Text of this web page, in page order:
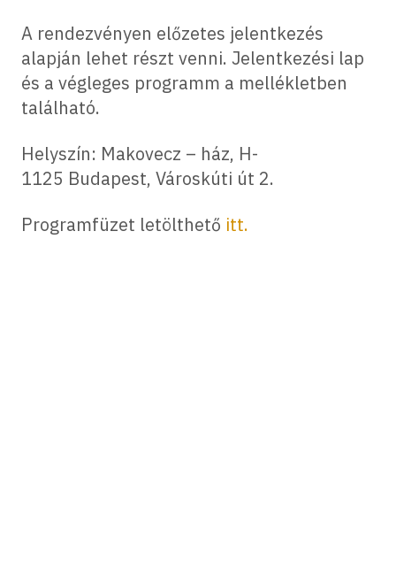
A rendezvényen előzetes jelentkezés
alapján lehet részt venni. Jelentkezési lap
és a végleges programm a mellékletben
található.
Helyszín: Makovecz – ház, H-
1125 Budapest, Városkúti út 2.
Programfüzet letölthető itt.